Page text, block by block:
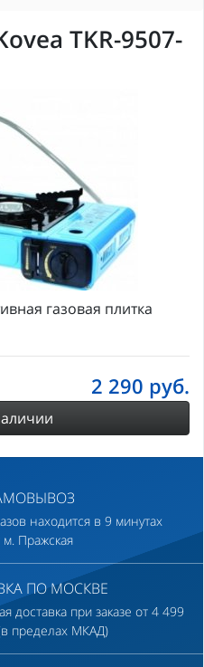
TKR-9507-
газовая плитка
2 290 руб.
находится в 9 минутах
м. Пражская
ПО МОСКВЕ
доставка при заказе от 4 499
пределах МКАД)